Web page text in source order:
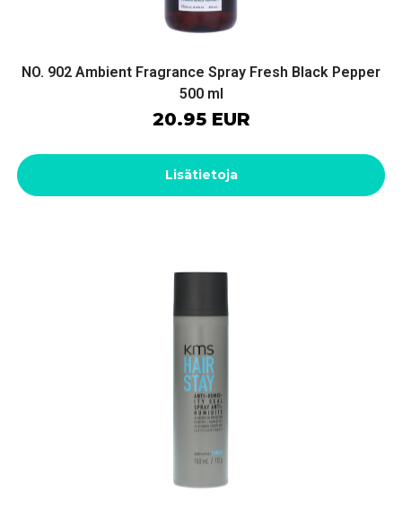
NO. 902 Ambient Fragrance Spray Fresh Black Pepper
500 ml
20.95 EUR
Lisätietoja